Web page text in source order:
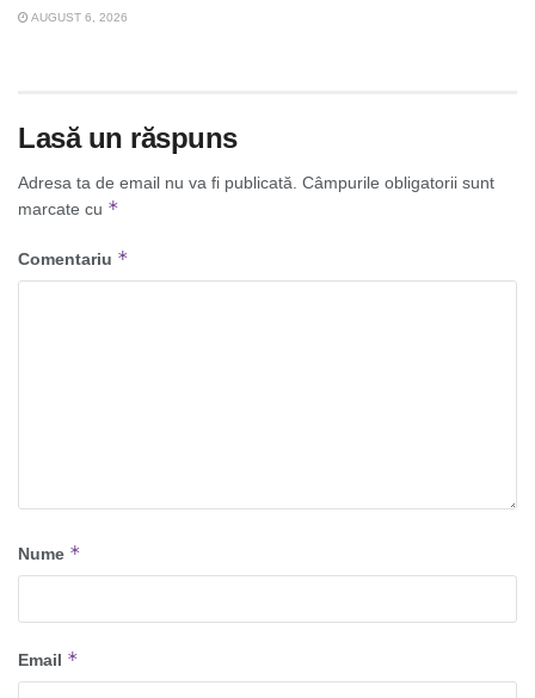
AUGUST 6, 2026
Lasă un răspuns
Adresa ta de email nu va fi publicată. Câmpurile obligatorii sunt
marcate cu *
Comentariu *
Nume *
Email *